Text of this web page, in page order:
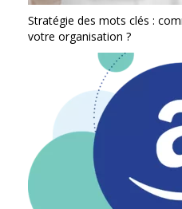
Stratégie des mots clés :
votre organisation ?